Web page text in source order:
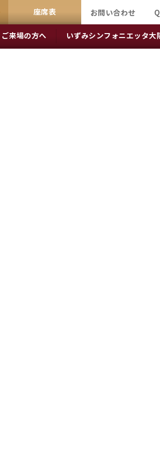
座席表 お問い合わせ
ご来場の方へ いずみシンフォニエッタ大